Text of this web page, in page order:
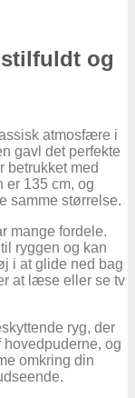
stilfuldt og
atmosfære i
gavl det perfekte
betrukket med
er 135 cm, og
samme størrelse.
mange fordele.
ryggen og kan
i at glide ned bag
at læse eller se tv
ryg, der
og
omkring din